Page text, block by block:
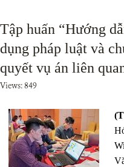
Tập huấn “Hướng
dụng pháp luật và
quyết vụ án liên
Views: 849